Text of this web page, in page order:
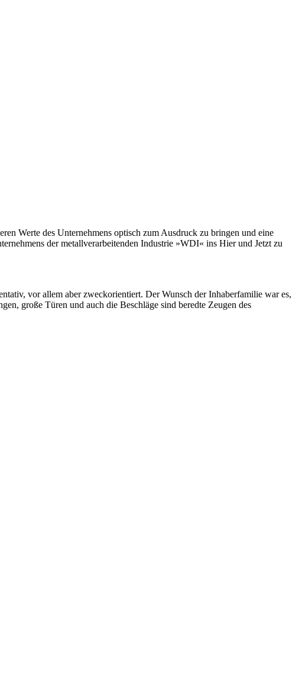
Werte des Unternehmens optisch zum Ausdruck zu bringen und eine
der metallverarbeitenden Industrie »WDI« ins Hier und Jetzt zu
vor allem aber zweckorientiert. Der Wunsch der Inhaberfamilie war es,
große Türen und auch die Beschläge sind beredte Zeugen des